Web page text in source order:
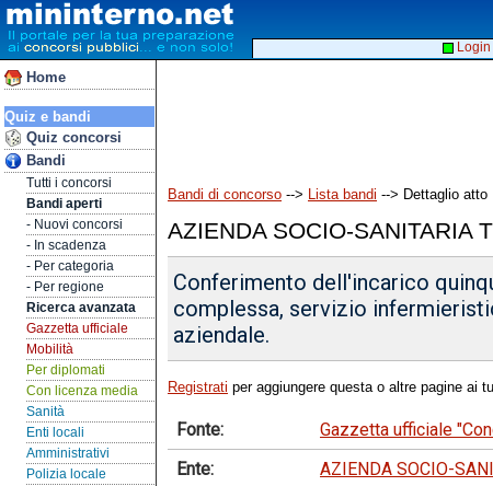
Home
Quiz e bandi
Quiz concorsi
Bandi
Tutti i concorsi
Bandi aperti
- Nuovi concorsi
- In scadenza
- Per categoria
- Per regione
Ricerca avanzata
Gazzetta ufficiale
Mobilità
Per diplomati
Con licenza media
Sanità
Enti locali
Amministrativi
Polizia locale
Login
Bandi di concorso --> Lista bandi --> Dettaglio atto
AZIENDA SOCIO-SANITARIA
Conferimento dell'incarico
complessa, servizio
aziendale.
Registrati per aggiungere questa o altre pagine ai
Fonte:
Gazzetta ufficiale
Ente:
AZIENDA SOCIO-